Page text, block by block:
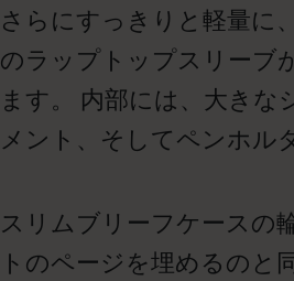
さらにすっきりと軽量に
のラップトップスリーブ
ます。 内部には、大き
メント、そしてペンホル
スリムブリーフケースの
トのページを埋めるの